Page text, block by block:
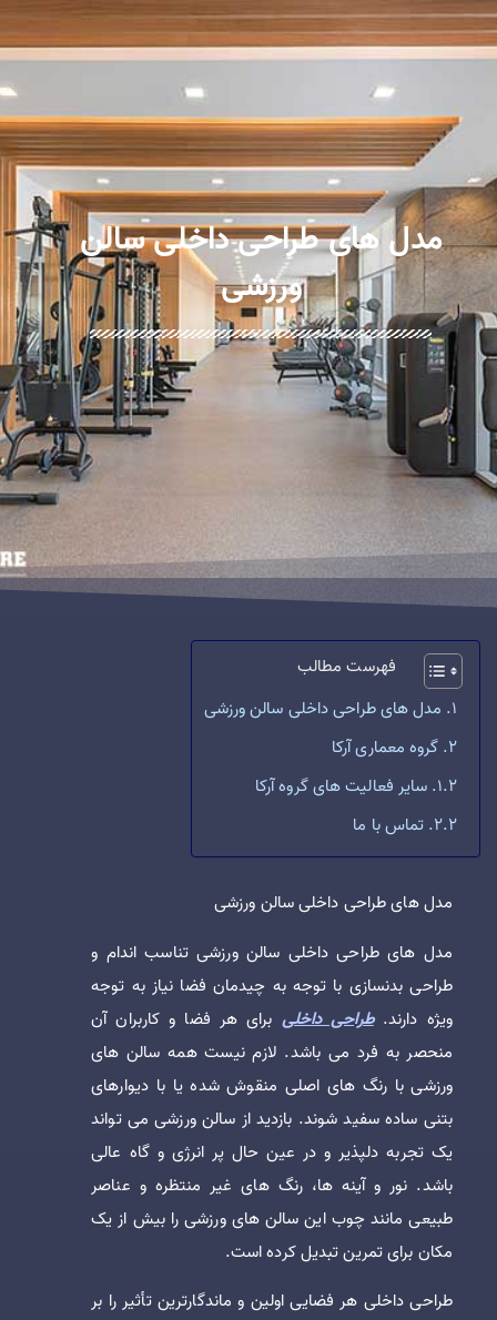
مدل های طراحی داخلی سالن
ورزشی
فهرست مطالب
مدل های طراحی داخلی سالن ورزشی
گروه معماری آرکا
سایر فعالیت های گروه آرکا
تماس با ما
مدل های طراحی داخلی سالن ورزشی
مدل های طراحی داخلی سالن ورزشی تناسب اندام و
طراحی بدنسازی با توجه به چیدمان فضا نیاز به توجه
ویژه دارند.طراحی داخلی برای هر فضا و کاربران آن
منحصر به فرد می باشد. لازم نیست همه سالن های
ورزشی با رنگ های اصلی منقوش شده یا با دیوارهای
بتنی ساده سفید شوند. بازدید از سالن ورزشی می تواند
یک تجربه دلپذیر و در عین حال پر انرژی و گاه عالی
باشد. نور و آینه ها، رنگ های غیر منتظره و عناصر
طبیعی مانند چوب این سالن های ورزشی را بیش از یک
مکان برای تمرین تبدیل کرده است.
طراحی داخلی هر فضایی اولین و ماندگارترین تأثیر را بر